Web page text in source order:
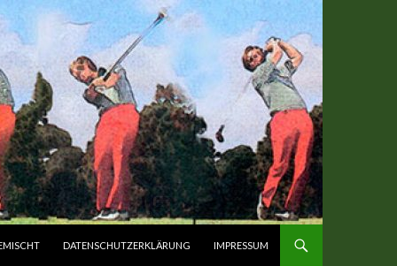
DATENSCHUTZERKLÄRUNG IMPRESSUM